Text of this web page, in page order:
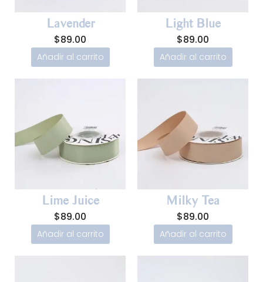
Lavender
$89.00
Añadir al carrito
Light Blue
$89.00
Añadir al carrito
Lime Juice
$89.00
Añadir al carrito
Milky Tea
$89.00
Añadir al carrito